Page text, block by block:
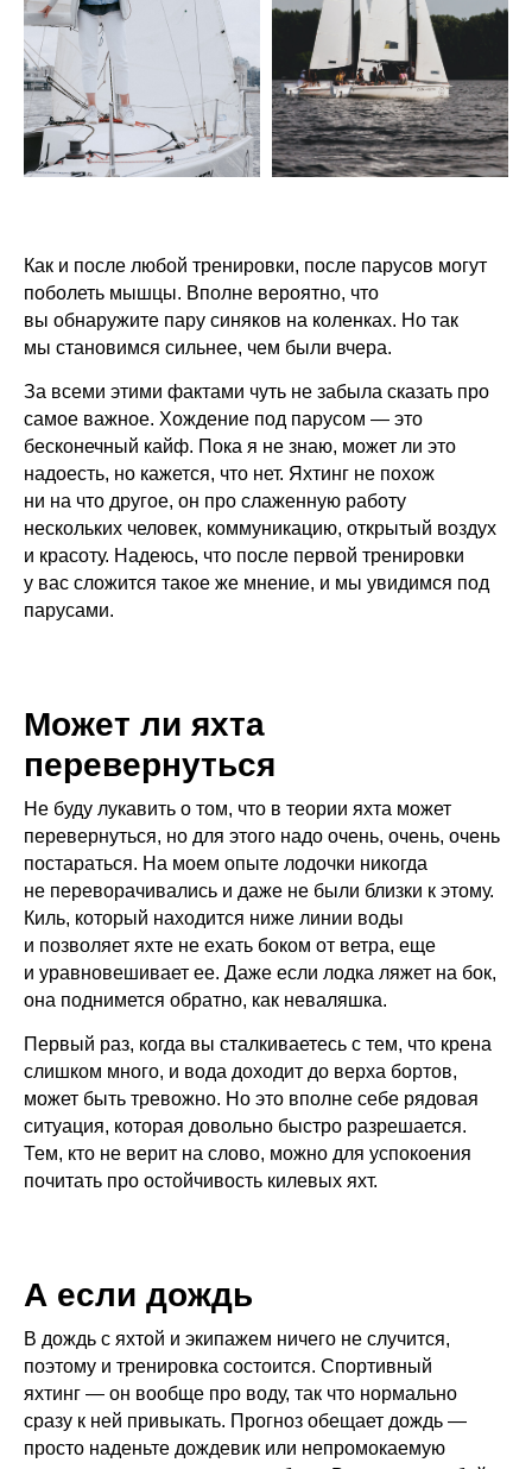
Как и после любой тренировки, после парусов могут
поболеть мышцы. Вполне вероятно, что
вы обнаружите пару синяков на коленках. Но так
мы становимся сильнее, чем были вчера.
За всеми этими фактами чуть не забыла сказать про
самое важное. Хождение под парусом — это
бесконечный кайф. Пока я не знаю, может ли это
надоесть, но кажется, что нет. Яхтинг не похож
ни на что другое, он про слаженную работу
нескольких человек, коммуникацию, открытый воздух
и красоту. Надеюсь, что после первой тренировки
у вас сложится такое же мнение, и мы увидимся под
парусами.
Может ли яхта
перевернуться
Не буду лукавить о том, что в теории яхта может
перевернуться, но для этого надо очень, очень, очень
постараться. На моем опыте лодочки никогда
не переворачивались и даже не были близки к этому.
Киль, который находится ниже линии воды
и позволяет яхте не ехать боком от ветра, еще
и уравновешивает ее. Даже если лодка ляжет на бок,
она поднимется обратно, как неваляшка.
Первый раз, когда вы сталкиваетесь с тем, что крена
слишком много, и вода доходит до верха бортов,
может быть тревожно. Но это вполне себе рядовая
ситуация, которая довольно быстро разрешается.
Тем, кто не верит на слово, можно для успокоения
почитать про остойчивость килевых яхт.
А если дождь
В дождь с яхтой и экипажем ничего не случится,
поэтому и тренировка состоится. Спортивный
яхтинг — он вообще про воду, так что нормально
сразу к ней привыкать. Прогноз обещает дождь —
просто наденьте дождевик или непромокаемую